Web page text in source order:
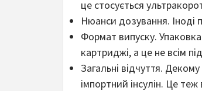
це стосується
Нюанси дозування. Іноді
Формат випуску.
картриджі, а це не всім
Загальні відчуття.
імпортний інсулін. Це